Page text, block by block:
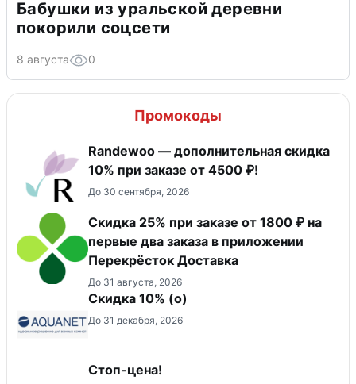
Бабушки из уральской деревни
покорили соцсети
8 августа 0
Промокоды
Randewoo — дополнительная скидка
10% при заказе от 4500 ₽!
До 30 сентября, 2026
Скидка 25% при заказе от 1800 ₽ на
первые два заказа в приложении
Перекрёсток Доставка
До 31 августа, 2026
Скидка 10% (о)
До 31 декабря, 2026
Стоп-цена!